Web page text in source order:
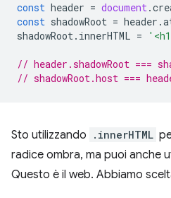
const header = document.
const shadowRoot = header .
shadowRoot. innerHTML =
// header.shadowRoot ===
// shadowRoot.host ===
Sto utilizzando .innerHTML
radice ombra, ma puoi anche
Questo è il web. Abbiamo